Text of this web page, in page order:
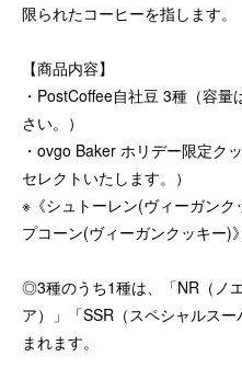
限られたコーヒーを指します。
【商品内容】
・PostCoffee自社豆 3種（容
さい。）
・ovgo Baker ホリデー限定ク
セレクトいたします。）
※《シュトーレン(ヴィーガン
プコーン(ヴィーガンクッキー)》
◎3種のうち1種は、「NR（ノ
ア）」「SSR（スペシャルス
まれます。